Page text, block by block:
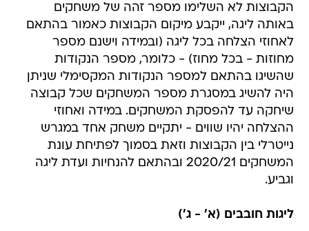
הקבוצות לא השלימו מספר זהה של משחקים
באותה ליגה, ייקבע מיקום הקבוצות כאמור בהתאם
לאחוזי הצלחה בכל ליגה (ובמידה וישנם מספר
מחוזות - בכל מחוז) - כלומר, מספר הנקודות
שהשיגו בהתאם למספר הנקודות המקסימלי שניתן
היה להשיג במסגרת מספר המשחקים שכל קבוצה
שיחקה עד להפסקת המשחקים. במידה ואחוזי
ההצלחה יהיו שווים - יתקיים משחק אחד במגרש
נייטרלי בין הקבוצות וזאת בסמוך לפתיחת עונת
המשחקים 2020/21 ובהתאם להנחיות ועדת ליגה
וגביע.
ליגות חובבים (א' - ג')